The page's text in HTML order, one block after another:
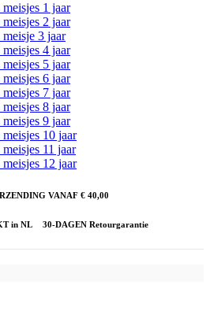
meisjes 1 jaar
meisjes 2 jaar
meisje 3 jaar
meisjes 4 jaar
meisjes 5 jaar
meisjes 6 jaar
meisjes 7 jaar
meisjes 8 jaar
meisjes 9 jaar
meisjes 10 jaar
meisjes 11 jaar
meisjes 12 jaar
VANAF € 40,00
in NL 30-DAGEN Retourgarantie